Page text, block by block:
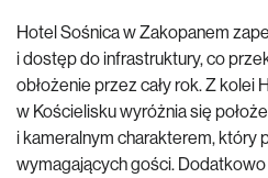
Hotel Sośnica w Zakopanem
i dostęp do infrastruktury, co
obłożenie przez cały rok. Z kolei
w Kościelisku wyróżnia się
i kameralnym charakterem, który
wymagających gości.